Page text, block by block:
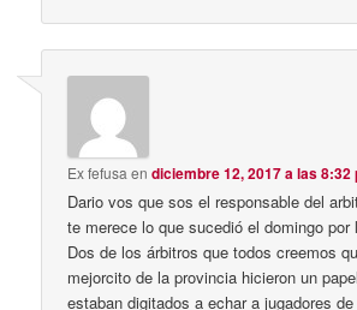
Ex fefusa endiciembre 12, 2017 a las 8:32
Dario vos que sos el responsable del
te merece lo que sucedió el domingo por
Dos de los árbitros que todos creemos
mejorcito de la provincia hicieron un
estaban digitados a echar a jugadores